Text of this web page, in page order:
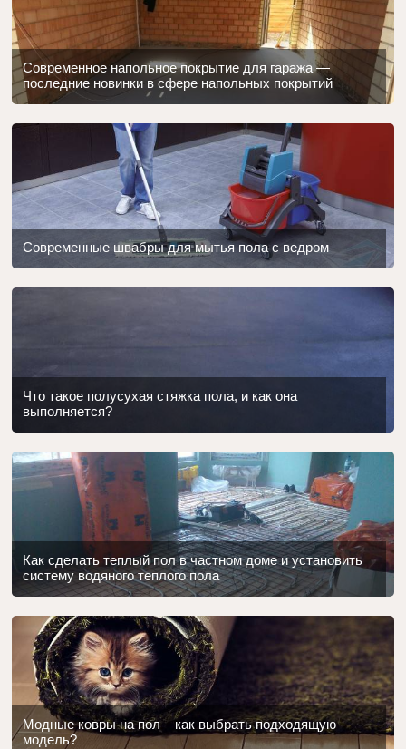
Современное напольное покрытие для гаража —
последние новинки в сфере напольных покрытий
Современные швабры для мытья пола с ведром
Что такое полусухая стяжка пола, и как она
выполняется?
Как сделать теплый пол в частном доме и установить
систему водяного теплого пола
Модные ковры на пол – как выбрать подходящую
модель?